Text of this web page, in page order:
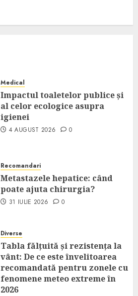
Medical
Impactul toaletelor publice și
al celor ecologice asupra
igienei
4 AUGUST 2026 0
Recomandari
Metastazele hepatice: când
poate ajuta chirurgia?
31 IULIE 2026 0
Diverse
Tabla fălțuită și rezistența la
vânt: De ce este învelitoarea
recomandată pentru zonele cu
fenomene meteo extreme în
2026